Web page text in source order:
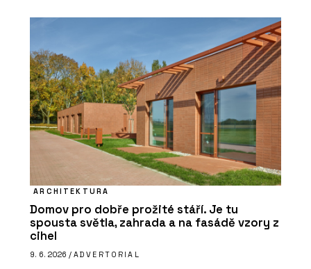
ARCHITEKTURA
Domov pro dobře prožité stáří. Je tu
spousta světla, zahrada a na fasádě vzory z
cihel
9. 6. 2026 / ADVERTORIAL